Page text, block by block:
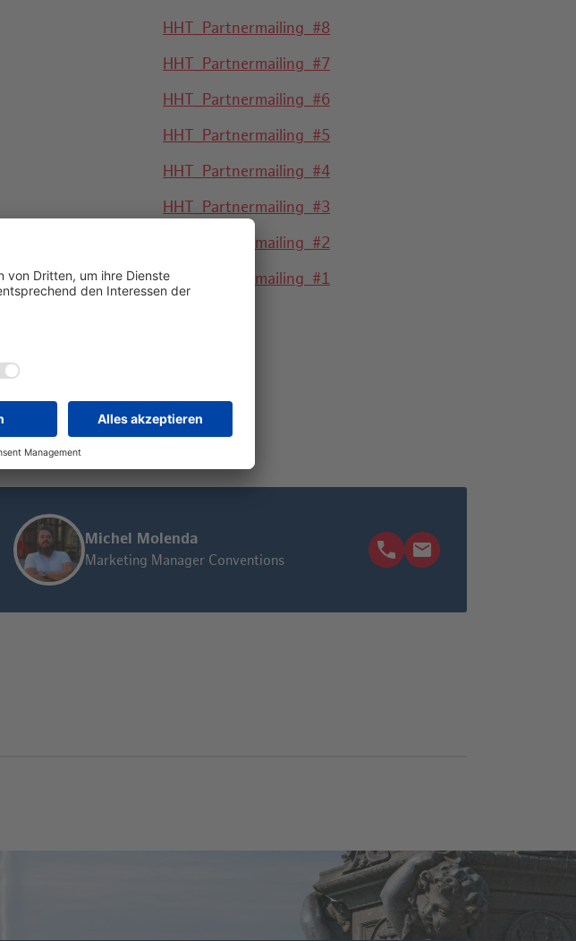
HHT_Partnermailing_#8
HHT_Partnermailing_#7
HHT_Partnermailing_#6
HHT_Partnermailing_#5
HHT_Partnermailing_#4
HHT_Partnermailing_#3
HHT_Partnermailing_#2
HHT_Partnermailing_#1
Michel Molenda
Marketing Manager Conventions